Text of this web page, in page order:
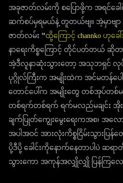
အခုဇာတ်လမ်းကို စပြောဖို့က အရင်ခေါ
ဆက်စပ်မှရမယ်နဲ့ တူတယ်ဗျ။ အဲ့မှာဗျာ
ဇာတ်လမ်း “ထို့ကြောင့် channko ဟုခ
နာရေးကိစ္စကြောင့် တိုင်ပတ်တယ် ဆိုတ
အဲ့ဒီလူနာဆုံးသွားတော့ အသုဘရှင် လုပ်
ပုဂ္ဂိုလ်ကြီးက အမျိုးထဲက အင်မတန်
တောင်ပေါ်က အမျိုးတွေ တစ်အုပ်တစ်မ
တစ်ရက်တစ်ရက် ရက်မလည်မချင်း အိုး
ချက်ပြုတ်ကျွေးမွေးရေးကအစ၊ အလ
အပါအဝင် အားလုံးကိစ္စငြိမ်းသွားပြ
ပို့ဒီပို့ ခေါင်းကိုနောက်နေတာပါပဲ ဆရ
သွားကော အကုန်အလျှိုလျှို ပြန်ကြလ